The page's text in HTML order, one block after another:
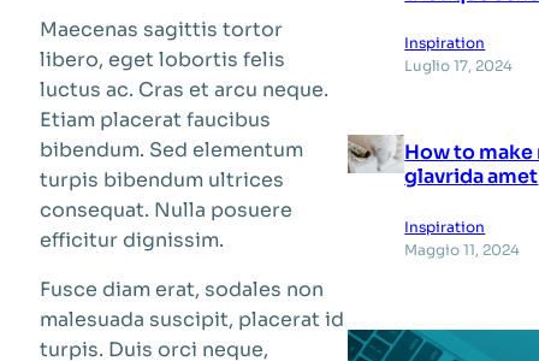
Maecenas sagittis tortor
libero, eget lobortis felis
luctus ac. Cras et arcu neque.
Etiam placerat faucibus
bibendum. Sed elementum
turpis bibendum ultrices
consequat. Nulla posuere
efficitur dignissim.
Fusce diam erat, sodales non
malesuada suscipit, placerat id
turpis. Duis orci neque,
Inspiration
Luglio 17, 2024
How to make
glavrida amet
Inspiration
Maggio 11, 2024